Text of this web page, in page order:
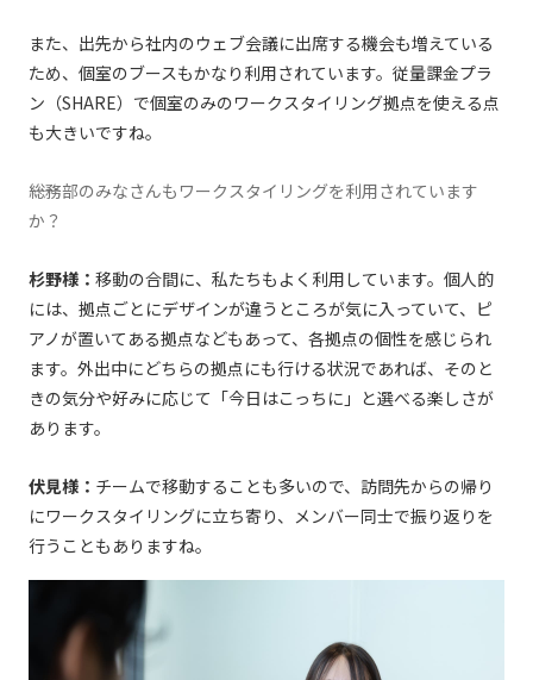
また、出先から社内のウェブ会議に出席する機会も増えている
ため、個室のブースもかなり利⽤されています。従量課⾦プラ
ン（SHARE）で個室のみのワークスタイリング拠点を使える点
も⼤きいですね。
――総務部のみなさんもワークスタイリングを利⽤されています
か？
杉野様： 移動の合間に、私たちもよく利⽤しています。個⼈的
には、拠点ごとにデザインが違うところが気に⼊っていて、ピ
アノが置いてある拠点などもあって、各拠点の個性を感じられ
ます。外出中にどちらの拠点にも⾏ける状況であれば、そのと
きの気分や好みに応じて「今⽇はこっちに」と選べる楽しさが
あります。
伏⾒様： チームで移動することも多いので、訪問先からの帰り
にワークスタイリングに⽴ち寄り、メンバー同⼠で振り返りを
⾏うこともありますね。